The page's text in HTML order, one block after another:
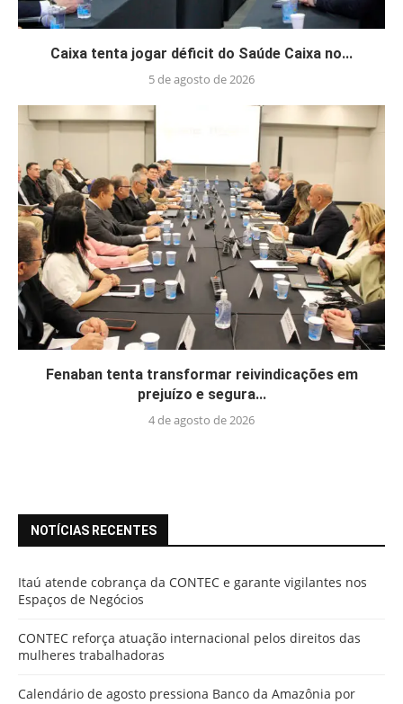
Caixa tenta jogar déficit do Saúde Caixa no...
5 de agosto de 2026
Fenaban tenta transformar reivindicações em
prejuízo e segura...
4 de agosto de 2026
NOTÍCIAS RECENTES
Itaú atende cobrança da CONTEC e garante vigilantes nos
Espaços de Negócios
CONTEC reforça atuação internacional pelos direitos das
mulheres trabalhadoras
Calendário de agosto pressiona Banco da Amazônia por